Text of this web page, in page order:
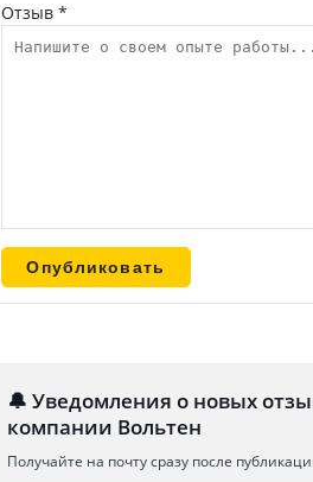
Отзыв *
🔔 Уведомления о новых
компании Вольтен
Получайте на почту сразу после